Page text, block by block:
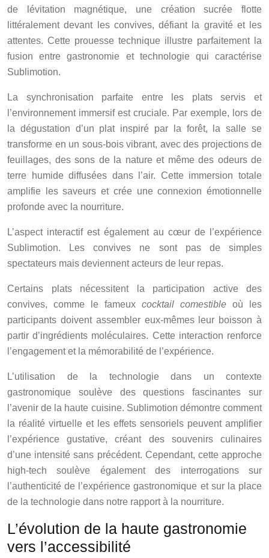
de lévitation magnétique, une création sucrée flotte
littéralement devant les convives, défiant la gravité et les
attentes. Cette prouesse technique illustre parfaitement la
fusion entre gastronomie et technologie qui caractérise
Sublimotion.
La synchronisation parfaite entre les plats servis et
l’environnement immersif est cruciale. Par exemple, lors de
la dégustation d’un plat inspiré par la forêt, la salle se
transforme en un sous-bois vibrant, avec des projections de
feuillages, des sons de la nature et même des odeurs de
terre humide diffusées dans l’air. Cette immersion totale
amplifie les saveurs et crée une connexion émotionnelle
profonde avec la nourriture.
L’aspect interactif est également au cœur de l’expérience
Sublimotion. Les convives ne sont pas de simples
spectateurs mais deviennent acteurs de leur repas.
Certains plats nécessitent la participation active des
convives, comme le fameux cocktail comestible où les
participants doivent assembler eux-mêmes leur boisson à
partir d’ingrédients moléculaires. Cette interaction renforce
l’engagement et la mémorabilité de l’expérience.
L’utilisation de la technologie dans un contexte
gastronomique soulève des questions fascinantes sur
l’avenir de la haute cuisine. Sublimotion démontre comment
la réalité virtuelle et les effets sensoriels peuvent amplifier
l’expérience gustative, créant des souvenirs culinaires
d’une intensité sans précédent. Cependant, cette approche
high-tech soulève également des interrogations sur
l’authenticité de l’expérience gastronomique et sur la place
de la technologie dans notre rapport à la nourriture.
L’évolution de la haute gastronomie
vers l’accessibilité